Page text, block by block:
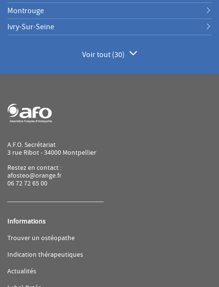
Montrouge
Ivry-Sur-Seine
Voir tout (30)
de
A.F.O. Secrétariat
3 rue Ribot - 34000 Montpellier
Restez en contact :
afosteo@orange.fr
06 72 72 65 00
Informations
Trouver un ostéopathe(ouvre
une
Indication thérapeutiques
Actualités